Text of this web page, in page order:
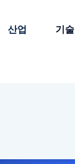
산업 기술